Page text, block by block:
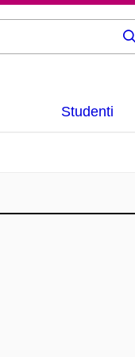
Studenti